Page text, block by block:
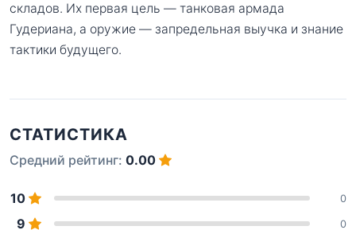
складов. Их первая цель — танковая армада
Гудериана, а оружие — запредельная выучка и знание
тактики будущего.
СТАТИСТИКА
Средний рейтинг: 0.00
10 0
9 0